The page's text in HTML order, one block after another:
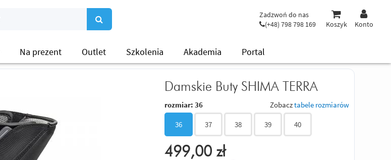
Zadzwoń do nas
(+48) 798 798 169
Koszyk Konto
Na prezent Outlet Szkolenia Akademia Portal
Damskie Buty SHIMA TERRA
rozmiar: 36 Zobacztabele rozmiarów
36 37 38 39 40
499,00 zł